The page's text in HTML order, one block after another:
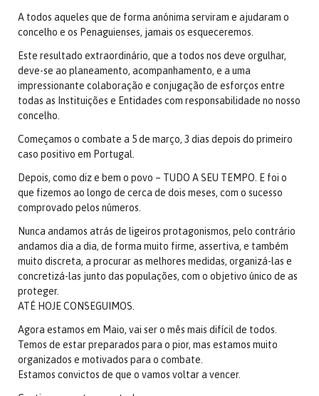
A todos aqueles que de forma anónima serviram e ajudaram o
concelho e os Penaguienses, jamais os esqueceremos.
Este resultado extraordinário, que a todos nos deve orgulhar,
deve-se ao planeamento, acompanhamento, e a uma
impressionante colaboração e conjugação de esforços entre
todas as Instituições e Entidades com responsabilidade no nosso
concelho.
Começamos o combate a 5 de março, 3 dias depois do primeiro
caso positivo em Portugal.
Depois, como diz e bem o povo – TUDO A SEU TEMPO. E foi o
que fizemos ao longo de cerca de dois meses, com o sucesso
comprovado pelos números.
Nunca andamos atrás de ligeiros protagonismos, pelo contrário
andamos dia a dia, de forma muito firme, assertiva, e também
muito discreta, a procurar as melhores medidas, organizá-las e
concretizá-las junto das populações, com o objetivo único de as
proteger.
ATÉ HOJE CONSEGUIMOS.
Agora estamos em Maio, vai ser o mês mais difícil de todos.
Temos de estar preparados para o pior, mas estamos muito
organizados e motivados para o combate.
Estamos convictos de que o vamos voltar a vencer.